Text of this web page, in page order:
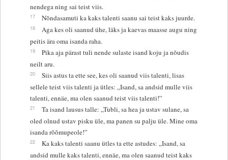
nendega ning sai teist viis.
17 Nõndasamuti ka kaks talenti saanu sai teist kaks juurde.
18
Aga kes oli saanud ühe, läks ja kaevas maasse augu ning
peitis ära oma isanda raha.
19
Pika aja pärast tuli nende sulaste isand koju ja nõudis
neilt aru.
20
Siis astus ta ette see, kes oli saanud viis talenti, lisas
sellele teist viis talenti ja ütles: „Isand, sa andsid mulle viis
talenti, ennäe, ma olen saanud teist viis talenti!”
21
Ta isand lausus talle: „Tubli, sa hea ja ustav sulane, sa
oled olnud ustav pisku üle, ma panen su palju üle. Mine oma
isanda rõõmupeole!”
22
Ka kaks talenti saanu ütles ta ette astudes: „Isand, sa
andsid mulle kaks talenti, ennäe, ma olen saanud teist kaks